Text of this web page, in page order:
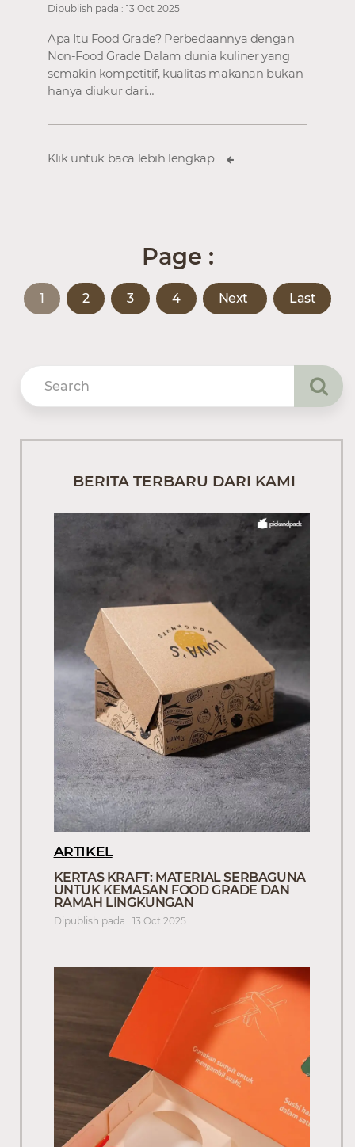
Dipublish pada : 13 Oct 2025
Apa Itu Food Grade? Perbedaannya dengan
Non-Food Grade Dalam dunia kuliner yang
semakin kompetitif, kualitas makanan bukan
hanya diukur dari…
Klik untuk baca lebih lengkap
Page :
1 2 3 4 Next Last
BERITA TERBARU DARI KAMI
ARTIKEL
KERTAS KRAFT: MATERIAL SERBAGUNA
UNTUK KEMASAN FOOD GRADE DAN
RAMAH LINGKUNGAN
Dipublish pada : 13 Oct 2025